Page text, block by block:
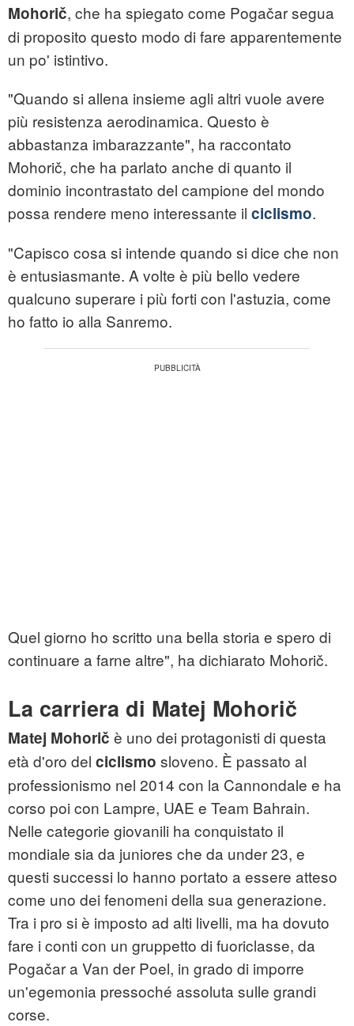
Mohorič, che ha spiegato come Pogačar segua
di proposito questo modo di fare apparentemente
un po' istintivo.
"Quando si allena insieme agli altri vuole avere
più resistenza aerodinamica. Questo è
abbastanza imbarazzante", ha raccontato
Mohorič, che ha parlato anche di quanto il
dominio incontrastato del campione del mondo
possa rendere meno interessante il ciclismo.
"Capisco cosa si intende quando si dice che non
è entusiasmante. A volte è più bello vedere
qualcuno superare i più forti con l'astuzia, come
ho fatto io alla Sanremo.
Quel giorno ho scritto una bella storia e spero di
continuare a farne altre", ha dichiarato Mohorič.
La carriera di Matej Mohorič
Matej Mohorič è uno dei protagonisti di questa
età d'oro del ciclismo sloveno. È passato al
professionismo nel 2014 con la Cannondale e ha
corso poi con Lampre, UAE e Team Bahrain.
Nelle categorie giovanili ha conquistato il
mondiale sia da juniores che da under 23, e
questi successi lo hanno portato a essere atteso
come uno dei fenomeni della sua generazione.
Tra i pro si è imposto ad alti livelli, ma ha dovuto
fare i conti con un gruppetto di fuoriclasse, da
Pogačar a Van der Poel, in grado di imporre
un'egemonia pressoché assoluta sulle grandi
corse.